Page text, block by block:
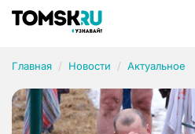
Главная Новости Актуальное